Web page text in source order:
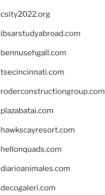
csity2022.org
ibsarstudyabroad.com
bennusehgall.com
tsecincinnati.com
roderconstructiongroup.com
plazabatai.com
hawkscayresort.com
hellonquads.com
diarioanimales.com
decogaleri.com